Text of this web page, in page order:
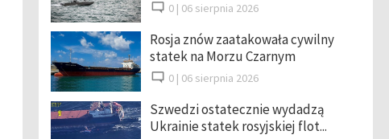
0 | 06 sierpnia 2026
Rosja znów zaatakowała cywilny
statek na Morzu Czarnym
0 | 06 sierpnia 2026
Szwedzi ostatecznie wydadzą
Ukrainie statek rosyjskiej flot...